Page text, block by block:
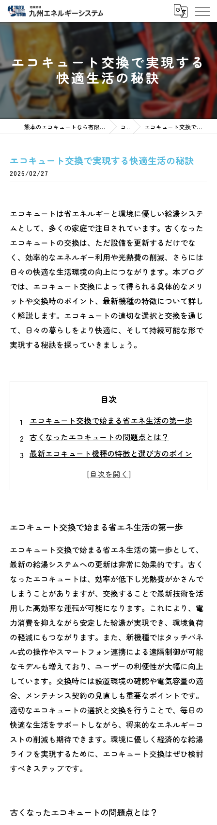
エコキュート交換で実現する
快適生活の秘訣
熊本のエコキュートなら有限会社九州エネルギーシステム コラム エコキュート交換で実現する快適生活の秘訣
エコキュート交換で実現する快適生活の秘訣
2026/02/27
エコキュートは省エネルギーと環境に優しい給湯システ
ムとして、多くの家庭で注目されています。古くなった
エコキュートの交換は、ただ設備を更新するだけでな
く、効率的なエネルギー利用や光熱費の削減、さらには
日々の快適な生活環境の向上につながります。本ブログ
では、エコキュート交換によって得られる具体的なメリ
ットや交換時のポイント、最新機種の特徴について詳し
く解説します。エコキュートの適切な選択と交換を通じ
て、日々の暮らしをより快適に、そして持続可能な形で
実現する秘訣を探っていきましょう。
目次
エコキュート交換で始まる省エネ生活の第一歩
古くなったエコキュートの問題点とは？
最新エコキュート機種の特徴と選び方のポイン
は？
失敗しないエコキュート交換で後悔しない秘訣
エコキュート交換で始まる省エネ生活の第一歩
エコキュート交換で始まる省エネ生活の第一歩として、
最新の給湯システムへの更新は非常に効果的です。古く
なったエコキュートは、効率が低下し光熱費がかさんで
しまうことがありますが、交換することで最新技術を活
用した高効率な運転が可能になります。これにより、電
力消費を抑えながら安定した給湯が実現でき、環境負荷
の軽減にもつながります。また、新機種ではタッチパネ
ル式の操作やスマートフォン連携による遠隔制御が可能
なモデルも増えており、ユーザーの利便性が大幅に向上
しています。交換時には設置環境の確認や電気容量の適
合、メンテナンス契約の見直しも重要なポイントです。
適切なエコキュートの選択と交換を行うことで、毎日の
快適な生活をサポートしながら、将来的なエネルギーコ
ストの削減も期待できます。環境に優しく経済的な給湯
ライフを実現するために、エコキュート交換はぜひ検討
すべきステップです。
古くなったエコキュートの問題点とは？